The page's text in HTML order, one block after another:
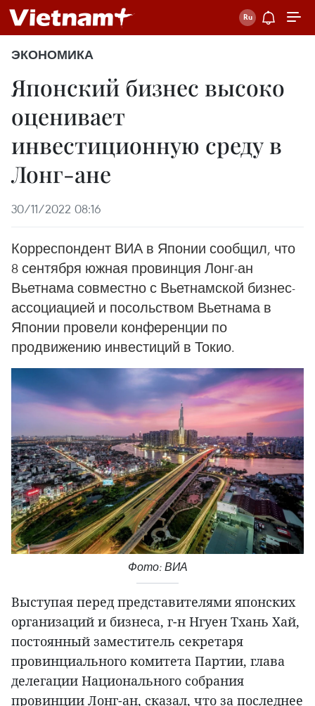
ЭКОНОМИКА
Японский бизнес высоко
оценивает
инвестиционную среду в
Лонг-ане
30/11/2022 08:16
Корреспондент ВИА в Японии сообщил, что
8 сентября южная провинция Лонг-ан
Вьетнама совместно с Вьетнамской бизнес-
ассоциацией и посольством Вьетнама в
Японии провели конференции по
продвижению инвестиций в Токио.
Фото: ВИА
Выступая перед представителями японских
организаций и бизнеса, г-н Нгуен Тхань Хай,
постоянный заместитель секретаря
провинциального комитета Партии, глава
делегации Национального собрания
провинции Лонг-ан, сказал, что за последнее